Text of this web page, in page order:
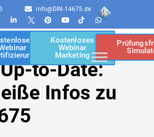
info@DIN-14675.de
Kostenloses
Webinar
Marketing
to-Date:
Infos zu